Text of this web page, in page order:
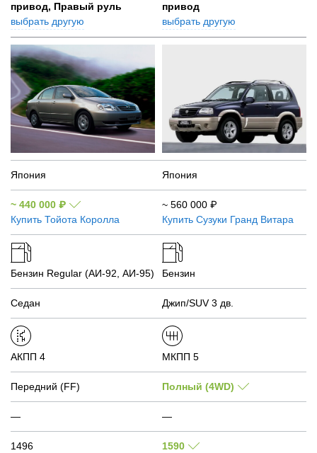
привод, Правый руль
выбрать другую
привод
выбрать другую
Япония Япония
~ 440 000 ₽
Купить Тойота Королла
~ 560 000 ₽
Купить Сузуки Гранд Витара
Бензин Regular (АИ-92, АИ-95) Бензин
Седан Джип/SUV 3 дв.
АКПП 4 МКПП 5
Передний (FF) Полный (4WD)
— —
1496 1590